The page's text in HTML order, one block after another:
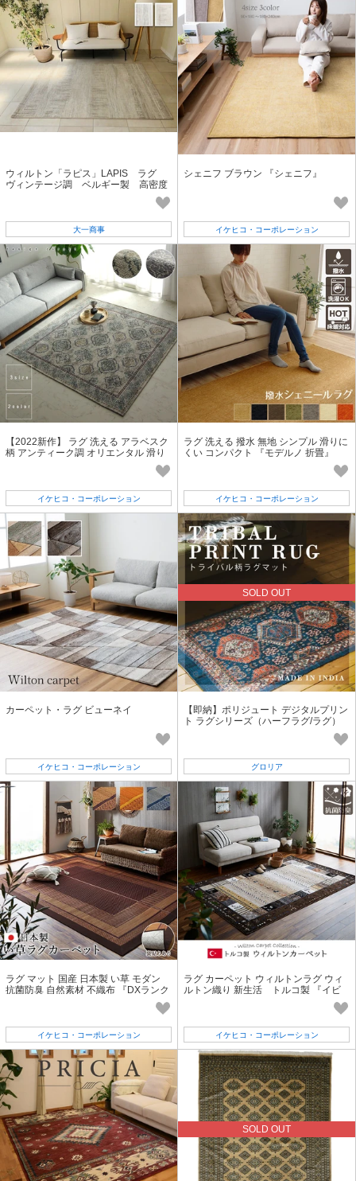
ウィルトン「ラピス」LAPIS ラグ
ヴィンテージ調 ベルギー製 高密度
大一商事
シェニフ ブラウン 『シェニフ』
イケヒコ・コーポレーション
【2022新作】 ラグ 洗える アラベスク
柄 アンティーク調 オリエンタル 滑り
イケヒコ・コーポレーション
ラグ 洗える 撥水 無地 シンプル 滑りに
くい コンパクト 『モデルノ 折畳』
イケヒコ・コーポレーション
カーペット・ラグ ビューネイ
イケヒコ・コーポレーション
SOLD OUT
【即納】ポリジュート デジタルプリン
ト ラグシリーズ（ハーフラグ/ラグ）
グロリア
ラグ マット 国産 日本製 い草 モダン
抗菌防臭 自然素材 不織布 『DXランク
イケヒコ・コーポレーション
ラグ カーペット ウィルトンラグ ウィ
ルトン織り 新生活 トルコ製 『イビ
イケヒコ・コーポレーション
SOLD OUT